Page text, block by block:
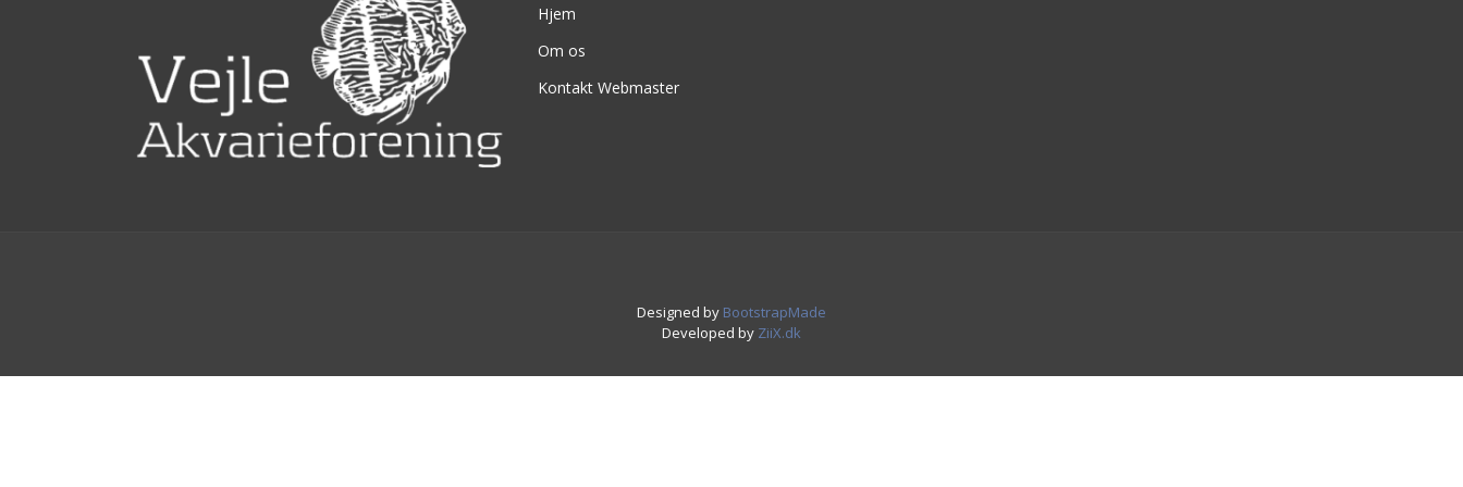
Hjem
Om os
Kontakt Webmaster
Designed by BootstrapMade
Developed by ZiiX.dk